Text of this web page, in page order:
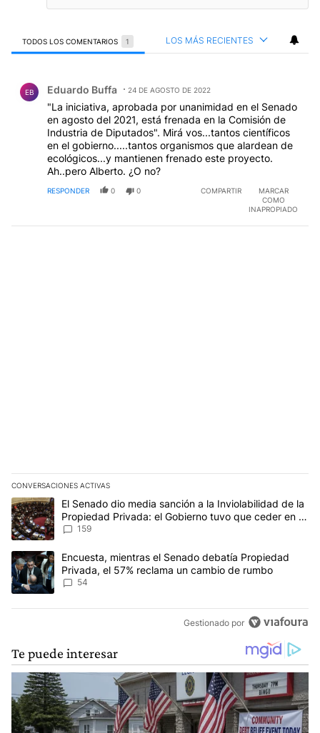
TODOS LOS COMENTARIOS 1 LOS MÁS RECIENTES
EB Eduardo Buffa 24 DE AGOSTO DE 2022
"La iniciativa, aprobada por unanimidad en el Senado
en agosto del 2021, está frenada en la Comisión de
Industria de Diputados". Mirá vos...tantos científicos
en el gobierno.....tantos organismos que alardean de
ecológicos...y mantienen frenado este proyecto.
Ah..pero Alberto. ¿O no?
RESPONDER 0 0 COMPARTIR
MARCAR
COMO
INAPROPIADO
CONVERSACIONES ACTIVAS
Este listado muestra los artículos con más comentarios en los
Un artículo de tendencia con el título "El Senado dio media
El Senado dio media sanción a la Inviolabilidad de la
Propiedad Privada: el Gobierno tuvo que ceder en la
Ley del Manejo del Fuego
159
Un artículo de tendencia con el título "Encuesta, mientras el
Encuesta, mientras el Senado debatía Propiedad
Privada, el 57% reclama un cambio de rumbo
54
Gestionado por